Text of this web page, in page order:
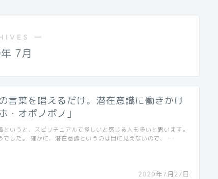
―
7月
言葉を唱えるだけ。潜在意識に働きかけ
・オポノポノ」
2020年7月27日
というと、スピリチュアルで怪しいと感じる人も多いと思います。
でした。 確かに、潜在意識というのは目に見えないので、 …